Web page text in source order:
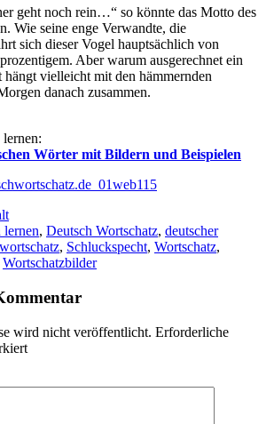
geht noch rein…“ so könnte das Motto des
Wie seine enge Verwandte, die
sich dieser Vogel hauptsächlich von
Aber warum ausgerechnet ein
vielleicht mit den hämmernden
danach zusammen.
Wörter mit Bildern und Beispielen
lernen, Deutsch Wortschatz, deutscher
, Schluckspecht, Wortschatz,
Wortschatzbilder
wird nicht veröffentlicht. Erforderliche